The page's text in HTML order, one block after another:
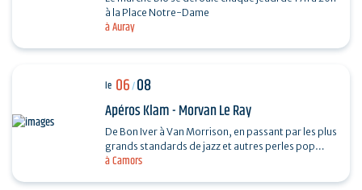
à Auray
à la Place Notre-Dame
à Camors
le 06/08
Apéros Klam - Morvan Le Ray
De Bon Iver à Van Morrison, en passant par les plus
grands standards de jazz et autres perles pop
folk, Mo chante, accompagné de sa guitare et de